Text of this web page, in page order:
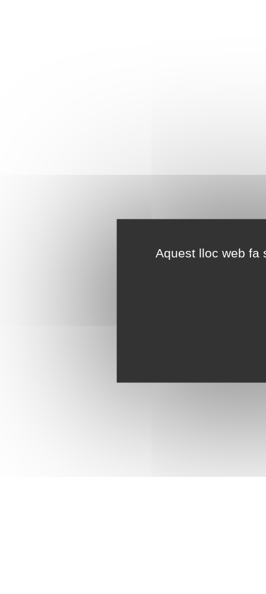
Aquest lloc web fa